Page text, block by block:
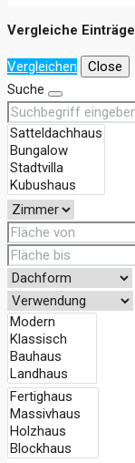
Vergleiche Einträge
Vergleichen
Close
Suche